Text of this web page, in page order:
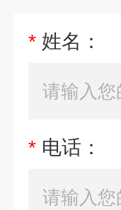
* 姓名：
* 电话：